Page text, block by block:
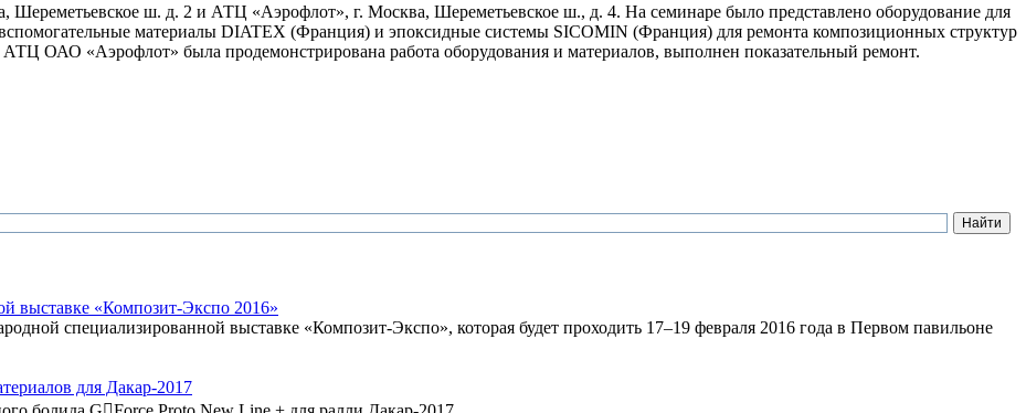
ш. д. 2 и АТЦ «Аэрофлот», г. Москва, Шереметьевское ш., д. 4. На семинаре было представлено оборудование для
материалы DIATEX (Франция) и эпоксидные системы SICOMIN (Франция) для ремонта композиционных структур
ОАО «Аэрофлот» была продемонстрирована работа оборудования и материалов, выполнен показательный ремонт.
выставке «Композит-Экспо 2016»
специализированной выставке «Композит-Экспо», которая будет проходить 17–19 февраля 2016 года в Первом павильоне
для Дакар-2017